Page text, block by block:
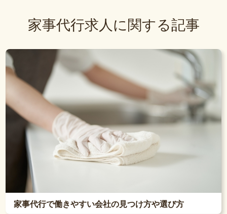
家事代行求人に関する記事
家事代行で働きやすい会社の見つけ方や選び方